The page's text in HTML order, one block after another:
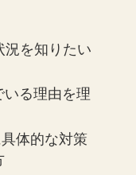
況を知りたい
る理由を理
体的な対策